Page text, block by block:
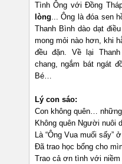
Tình Ông với Đồng
lòng... Ông là đóa sen
Thanh Bình dào dạt
mong mỏi nào hơn, khi
đều đặn. Về lại
chang, ngắm bát ngát
Bé…
Lý con sáo:
Con không quên…
Không quên Người nuôi
Là “Ông Vua muối sấy”
Đã trao học bổng cho
Trao cả ơn tình với